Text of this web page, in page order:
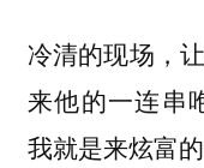
冷清的现场，
来他的一连串
我就是来炫富的